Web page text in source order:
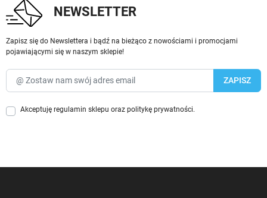
NEWSLETTER
Zapisz się do Newslettera i bądź na bieżąco z nowościami i promocjami
pojawiającymi się w naszym sklepie!
Akceptuję regulamin sklepu oraz politykę prywatności.